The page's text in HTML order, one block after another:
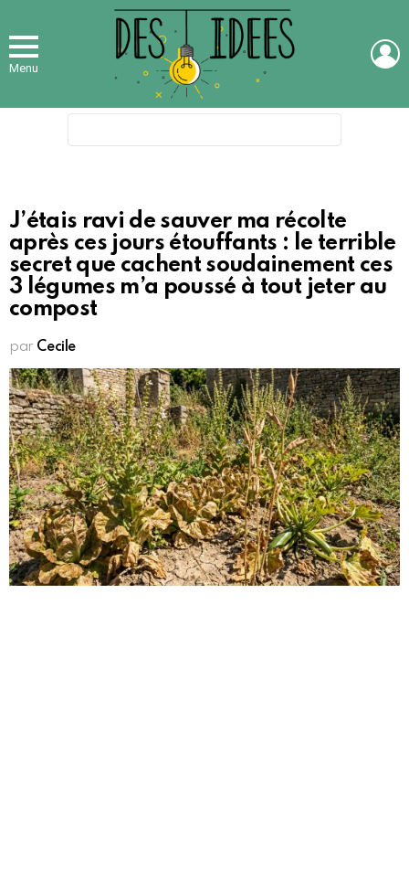
Menu
J’étais ravi de sauver ma récolte
après ces jours étouffants : le terrible
secret que cachent soudainement ces
3 légumes m’a poussé à tout jeter au
compost
par Cecile